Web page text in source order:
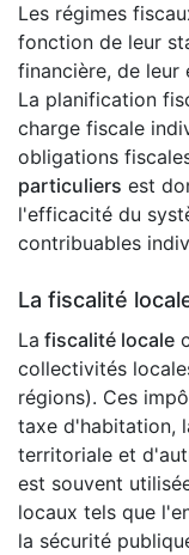
Les régimes
fonction de leur
financière, de leur
La planification
charge fiscale
obligations
particuliers est
l'efficacité du
contribuables
La fiscalité
La fiscalité locale
collectivités
régions). Ces
taxe d'habitation,
territoriale et
est souvent
locaux tels que
la sécurité